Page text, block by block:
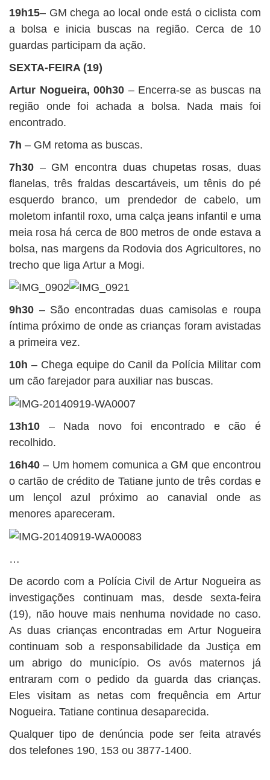
19h15– GM chega ao local onde está o ciclista com
a bolsa e inicia buscas na região. Cerca de 10
guardas participam da ação.
SEXTA-FEIRA (19)
Artur Nogueira, 00h30 – Encerra-se as buscas na
região onde foi achada a bolsa. Nada mais foi
encontrado.
7h – GM retoma as buscas.
7h30 – GM encontra duas chupetas rosas, duas
flanelas, três fraldas descartáveis, um tênis do pé
esquerdo branco, um prendedor de cabelo, um
moletom infantil roxo, uma calça jeans infantil e uma
meia rosa há cerca de 800 metros de onde estava a
bolsa, nas margens da Rodovia dos Agricultores, no
trecho que liga Artur a Mogi.
9h30 – São encontradas duas camisolas e roupa
íntima próximo de onde as crianças foram avistadas
a primeira vez.
10h – Chega equipe do Canil da Polícia Militar com
um cão farejador para auxiliar nas buscas.
13h10 – Nada novo foi encontrado e cão é
recolhido.
16h40 – Um homem comunica a GM que encontrou
o cartão de crédito de Tatiane junto de três cordas e
um lençol azul próximo ao canavial onde as
menores apareceram.
…
De acordo com a Polícia Civil de Artur Nogueira as
investigações continuam mas, desde sexta-feira
(19), não houve mais nenhuma novidade no caso.
As duas crianças encontradas em Artur Nogueira
continuam sob a responsabilidade da Justiça em
um abrigo do município. Os avós maternos já
entraram com o pedido da guarda das crianças.
Eles visitam as netas com frequência em Artur
Nogueira. Tatiane continua desaparecida.
Qualquer tipo de denúncia pode ser feita através
dos telefones 190, 153 ou 3877-1400.